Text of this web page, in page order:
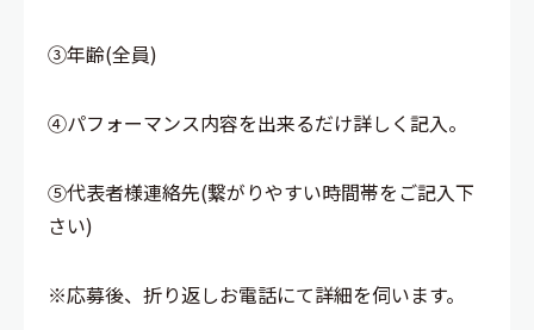
③年齢(全員)
④パフォーマンス内容を出来るだけ詳しく記入。
⑤代表者様連絡先(繋がりやすい時間帯をご記入下
さい)
※応募後、折り返しお電話にて詳細を伺います。